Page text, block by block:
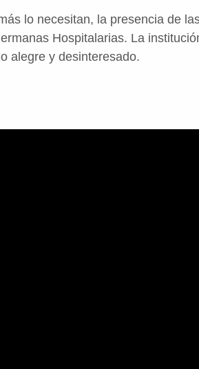
lo necesitan, la presencia de
Hospitalarias. La
alegre y desinteresado.